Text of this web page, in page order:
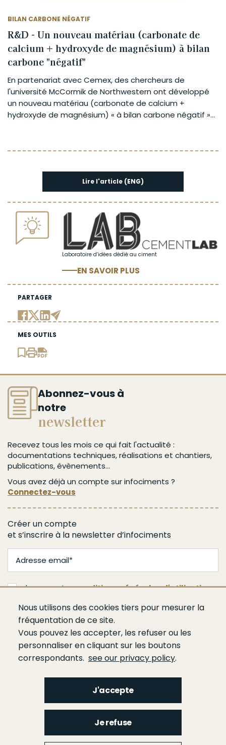
Nous utilisons des cookies tiers pour mesurer la
fréquentation de ce site.
Vous pouvez les accepter, les refuser ou les
personnaliser en cliquant sur les boutons
correspondants. see our privacy policy.
J'accepte
Je refuse
Laboratoire d’idées dédié au ciment
EN SAVOIR PLUS
PARTAGER
MES OUTILS
BILAN CARBONE NÉGATIF
R&D - Un nouveau matériau (carbonate de
calcium + hydroxyde de magnésium) à bilan
carbone "négatif"
En partenariat avec Cemex, des chercheurs de
l'université McCormik de Northwestern ont développé
un nouveau matériau (carbonate de calcium +
hydroxyde de magnésium) « à bilan carbone négatif »...
Lire l'article (ENG)
Abonnez-vous à
notre
newsletter
Recevez tous les mois ce qui fait l'actualité :
documentations techniques, réalisations et chantiers,
publications, évènements...
Vous avez déjà un compte sur infociments ?
Connectez-vous
Créer un compte
et s’inscrire à la newsletter d’infociments
J'accepte lesconditions générales d'utilisation
Je m'abonne
Footer
Qui sommes-nous ?Espace presseAgendaPublicationsBâtiment
CimentsLiants hydrauliques routiers